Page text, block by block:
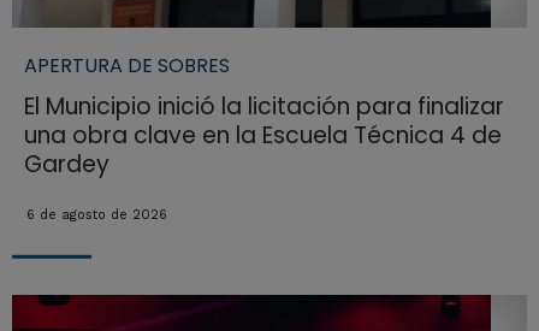
APERTURA DE SOBRES
El Municipio inició la licitación para finalizar
una obra clave en la Escuela Técnica 4 de
Gardey
6 de agosto de 2026